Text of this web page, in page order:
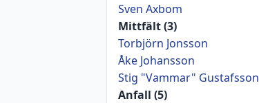
Sven Axbom
Mittfält (3)
Torbjörn Jonsson
Åke Johansson
Stig "Vammar" Gustafsson
Anfall (5)